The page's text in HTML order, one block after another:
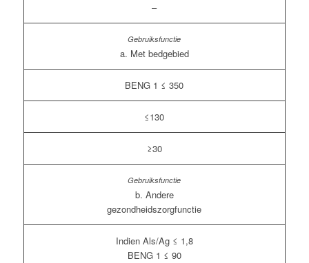
–
a. Met bedgebied
BENG 1 ≤ 350
≤130
≥30
b. Andere
gezondheidszorgfunctie
Indien Als/Ag ≤ 1,8
BENG 1 ≤ 90